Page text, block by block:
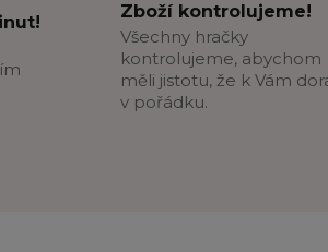
Zboží kontrolujeme!
Všechny hračky
kontrolujeme, abychom
měli jistotu, že k Vám
v pořádku.